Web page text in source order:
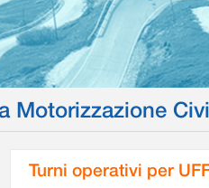
Motorizzazione
Turni operativi per